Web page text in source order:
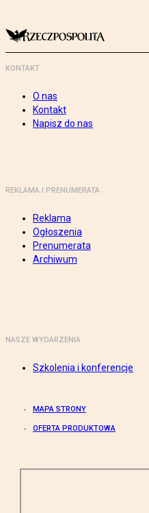
KONTAKT
O nas
Kontakt
Napisz do nas
REKLAMA I PRENUMERATA
Reklama
Ogłoszenia
Prenumerata
Archiwum
NASZE WYDARZENIA
Szkolenia i konferencje
MAPA STRONY
OFERTA PRODUKTOWA